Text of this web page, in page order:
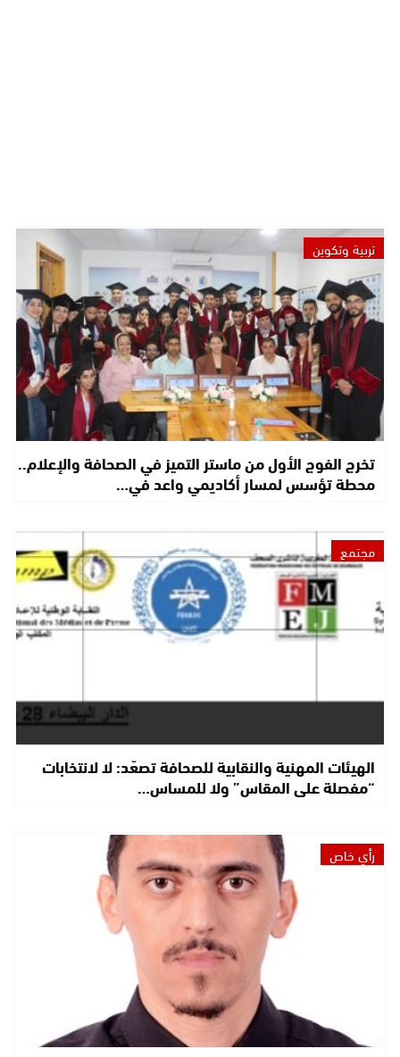
تربية وتكوين
تخرج الفوج الأول من ماستر التميز في الصحافة والإعلام..
محطة تؤسس لمسار أكاديمي واعد في…
مجتمع
الهيئات المهنية والنقابية للصحافة تصعّد: لا لانتخابات
“مفصلة على المقاس” ولا للمساس…
رأي خاص